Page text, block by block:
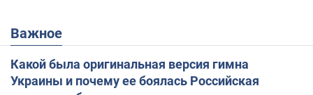
Важное
Какой была оригинальная версия гимна
Украины и почему ее боялась Российская